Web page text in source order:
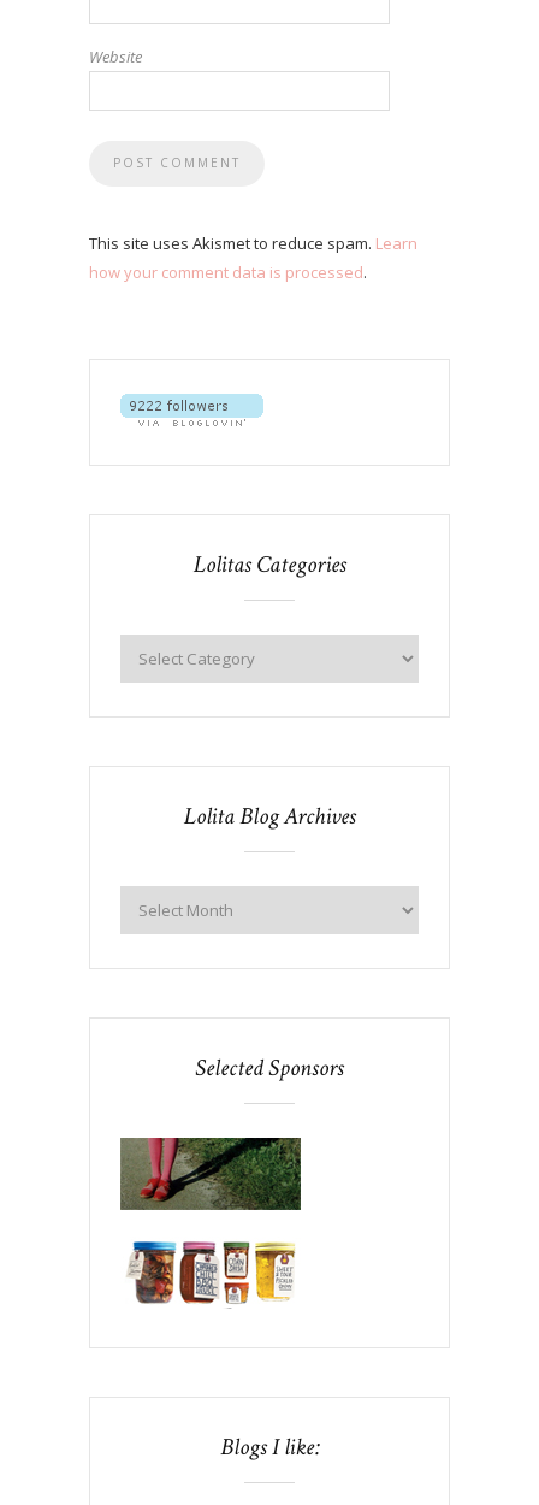
Website
This site uses Akismet to reduce spam. Learn
how your comment data is processed.
Lolitas Categories
Lolita Blog Archives
Selected Sponsors
Blogs I like: